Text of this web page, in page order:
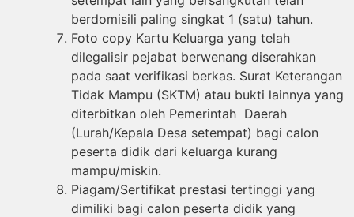
berdomisili paling singkat 1 (satu) tahun.
Foto copy Kartu Keluarga yang telah
dilegalisir pejabat berwenang diserahkan
pada saat verifikasi berkas. Surat Keterangan
Tidak Mampu (SKTM) atau bukti lainnya yang
diterbitkan oleh Pemerintah Daerah
(Lurah/Kepala Desa setempat) bagi calon
peserta didik dari keluarga kurang
mampu/miskin.
Piagam/Sertifikat prestasi tertinggi yang
dimiliki bagi calon peserta didik yang